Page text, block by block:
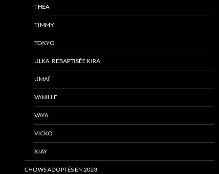
THÉA
TIMMY
TOKYO
ULKA, REBAPTISÉE KIRA
UMAÏ
VANILLE
VAYA
VICKO
XIAY
CHOWS ADOPTÉS EN 2023